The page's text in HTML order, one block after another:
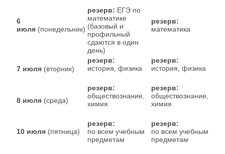
6
июля (понедельник)
резерв: ЕГЭ по
математике
(базовый и
профильный
сдаются в один
день)
резерв:
математика
7 июля (вторник)
резерв:
история, физика
резерв:
история, физика
8 июля (среда)
резерв:
обществознание,
химия
резерв:
обществознание,
химия
10 июля (пятница)
резерв:
по всем учебным
предметам
резерв:
по всем учебным
предметам